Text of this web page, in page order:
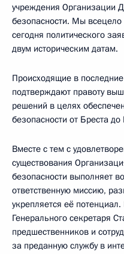
учреждения Организации
безопасности. Мы
сегодня политического
двум историческим датам.
Происходящие в
подтверждают правоту
решений в целях
безопасности от Бреста
Вместе с тем с
существования
безопасности выполняет
ответственную миссию,
укрепляется её
Генерального секретаря
предшественников и
за преданную службу в